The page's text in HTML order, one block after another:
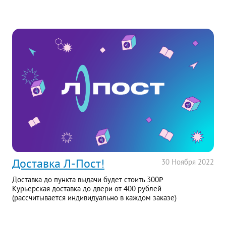
30 Ноября 2022
Доставка Л-Пост!
Доставка до пункта выдачи будет стоить 300₽
Курьерская доставка до двери от 400 рублей
(рассчитывается индивидуально в каждом заказе)